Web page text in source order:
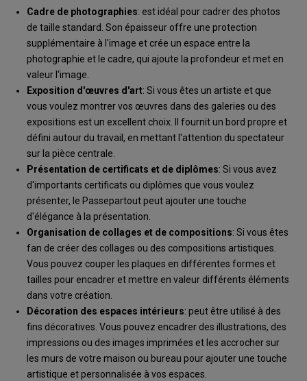
Cadre de photographies: est idéal pour cadrer des photos
de taille standard. Son épaisseur offre une protection
supplémentaire à l'image et crée un espace entre la
photographie et le cadre, qui ajoute la profondeur et met en
valeur l'image.
Exposition d'œuvres d'art: Si vous êtes un artiste et que
vous voulez montrer vos œuvres dans des galeries ou des
expositions est un excellent choix. Il fournit un bord propre et
défini autour du travail, en mettant l'attention du spectateur
sur la pièce centrale.
Présentation de certificats et de diplômes: Si vous avez
d'importants certificats ou diplômes que vous voulez
présenter, le Passepartout peut ajouter une touche
d'élégance à la présentation.
Organisation de collages et de compositions: Si vous êtes
fan de créer des collages ou des compositions artistiques.
Vous pouvez couper les plaques en différentes formes et
tailles pour encadrer et mettre en valeur différents éléments
dans votre création.
Décoration des espaces intérieurs: peut être utilisé à des
fins décoratives. Vous pouvez encadrer des illustrations, des
impressions ou des images imprimées et les accrocher sur
les murs de votre maison ou bureau pour ajouter une touche
artistique et personnalisée à vos espaces.